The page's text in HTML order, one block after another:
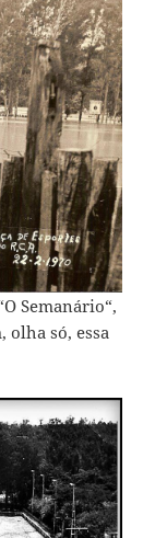
O Semanário“,
olha só, essa